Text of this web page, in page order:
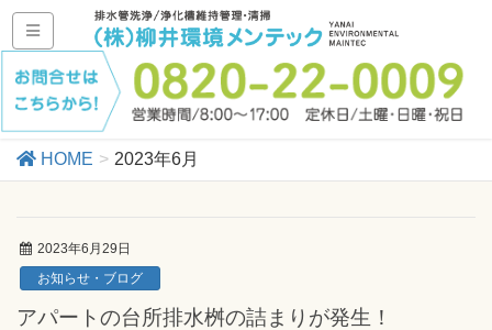
HOME 2023年6月
2023年6月29日
お知らせ・ブログ
アパートの台所排水桝の詰まりが発生！